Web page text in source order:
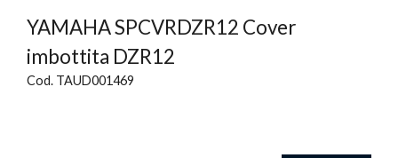
YAMAHA SPCVRDZR12 Cover
imbottita DZR12
Cod. TAUD001469